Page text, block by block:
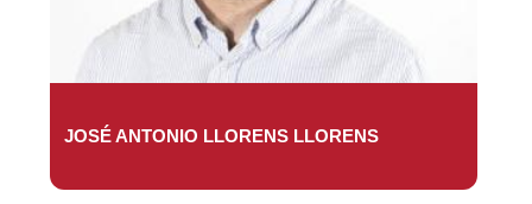
JOSÉ ANTONIO LLORENS LLORENS